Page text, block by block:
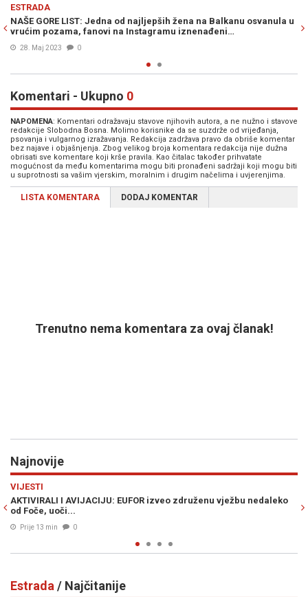
od najljepših žena na Balkanu osvanula u
Instagramu iznenađeni…
VANJA HALILOVIĆ
i voditeljica priznala da se
Komentari - Ukupno 0
NAPOMENA: Komentari odražavaju stavove njihovih autora, a ne nužno i stavove
redakcije Slobodna Bosna. Molimo korisnike da se suzdrže od vrijeđanja,
psovanja i vulgarnog izražavanja. Redakcija zadržava pravo da obriše komentar
bez najave i objašnjenja. Zbog velikog broja komentara redakcija nije dužna
obrisati sve komentare koji krše pravila. Kao čitalac također prihvatate
mogućnost da među komentarima mogu biti pronađeni sadržaji koji mogu biti
u suprotnosti sa vašim vjerskim, moralnim i drugim načelima i uvjerenjima.
LISTA KOMENTARA DODAJ KOMENTAR
Trenutno nema komentara za ovaj članak!
Najnovije
EUFOR izveo združenu vježbu nedaleko
CRNO NA BIJELO:
Kantonalni ured prikupio
Estrada / Najčitanije